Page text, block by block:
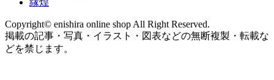
Copyright© enishira online shop All Right Reserved.
掲載の記事・写真・イラスト・図表などの無断複製・転載な
どを禁じます。